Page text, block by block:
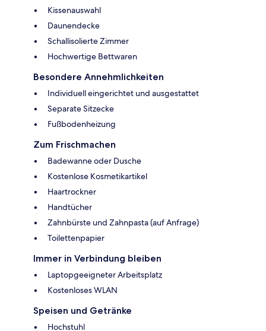
Kissenauswahl
Daunendecke
Schallisolierte Zimmer
Hochwertige Bettwaren
Besondere Annehmlichkeiten
Individuell eingerichtet und ausgestattet
Separate Sitzecke
Fußbodenheizung
Zum Frischmachen
Badewanne oder Dusche
Kostenlose Kosmetikartikel
Haartrockner
Handtücher
Zahnbürste und Zahnpasta (auf Anfrage)
Toilettenpapier
Immer in Verbindung bleiben
Laptopgeeigneter Arbeitsplatz
Kostenloses WLAN
Speisen und Getränke
Hochstuhl